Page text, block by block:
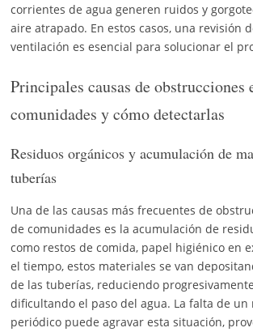
corrientes de agua generen ruidos y
aire atrapado. En estos casos, una revisión
ventilación es esencial para solucionar el
Principales causas de obstrucciones
comunidades y cómo detectarlas
Residuos orgánicos y acumulación de
tuberías
Una de las causas más frecuentes de
de comunidades es la acumulación de
como restos de comida, papel higiénico en
el tiempo, estos materiales se van
de las tuberías, reduciendo
dificultando el paso del agua. La falta de
periódico puede agravar esta situación,